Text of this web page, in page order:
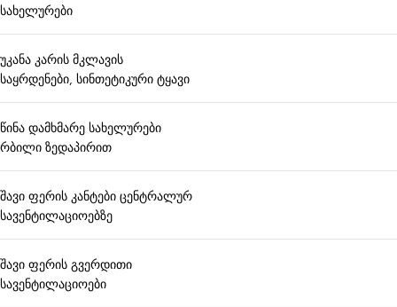
სახელურები
უკანა კარის მკლავის
საყრდენები, სინთეტიკური ტყავი
წინა დამხმარე სახელურები
რბილი ზედაპირით
შავი ფერის კანტები ცენტრალურ
სავენტილაციოებზე
შავი ფერის გვერდითი
სავენტილაციოები